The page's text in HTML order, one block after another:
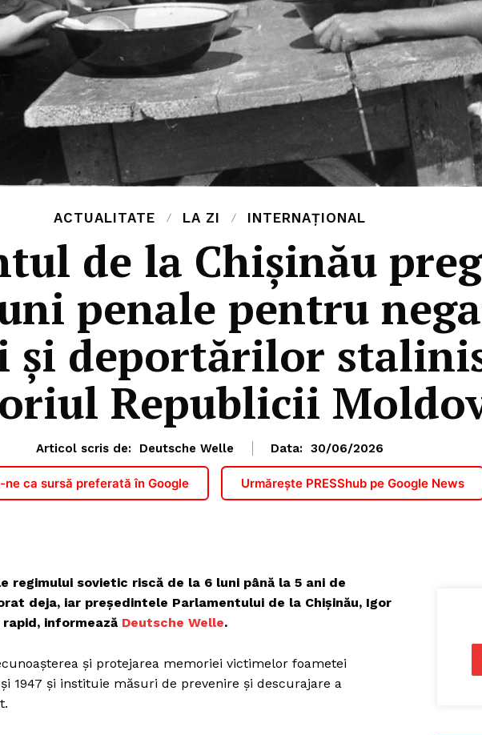
ACTUALITATE LA ZI INTERNAȚIONAL
de la Chișinău
penale pentru
și deportărilor
Republicii
Articol scris de: Deutsche Welle Data: 30/06/2026
ne ca sursă preferată în Google Urmărește PRESShub pe Google News
sovietic riscă de la 6 luni până la 5 ani de
deja, iar președintele Parlamentului de la Chișinău, Igor
informează Deutsche Welle.
și protejarea memoriei victimelor foametei
1947 și instituie măsuri de prevenire și descurajare a